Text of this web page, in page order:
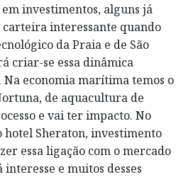
investimentos, alguns já
carteira interessante quando
da Praia e de São
criar-se essa dinâmica
Na economia marítima temos o
de aquacultura de
e vai ter impacto. No
hotel Sheraton, investimento
essa ligação com o mercado
interesse e muitos desses